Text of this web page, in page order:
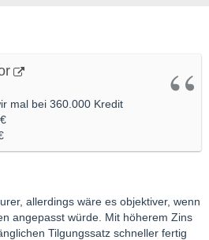
mal bei 360.000 Kredit
allerdings wäre es objektiver, wenn
angepasst würde. Mit höherem Zins
Tilgungssatz schneller fertig